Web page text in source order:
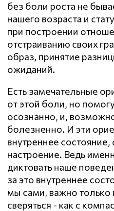
без боли роста не
нашего возраста и
при построении
отстраиванию своих
образ, принятие
ожиданий.
Есть замечательные
от этой боли, но
осознанно, и,
болезненно. И эти
внутреннее состояние,
настроение. Ведь
диктовать наше
за это внутреннее
мы сами, важно только
сверяться - как с